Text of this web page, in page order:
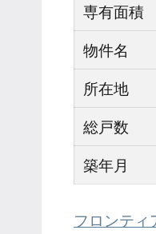
専有面積
物件名
所在地
総戸数
築年月
フロンティ